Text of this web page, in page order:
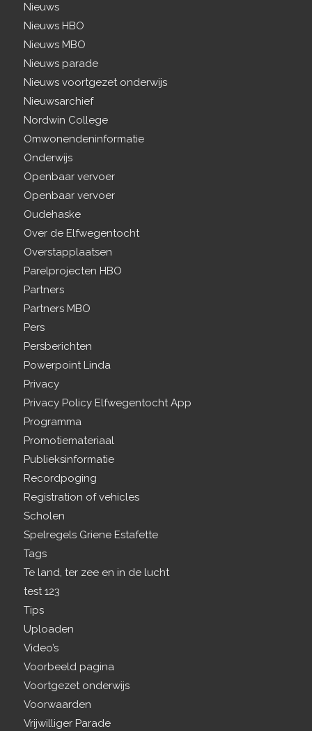
Nieuws
Nieuws HBO
Nieuws MBO
Nieuws parade
Nieuws voortgezet onderwijs
Nieuwsarchief
Nordwin College
Omwonendeninformatie
Onderwijs
Openbaar vervoer
Openbaar vervoer
Oudehaske
Over de Elfwegentocht
Overstapplaatsen
Parelprojecten HBO
Partners
Partners MBO
Pers
Persberichten
Powerpoint Linda
Privacy
Privacy Policy Elfwegentocht App
Programma
Promotiemateriaal
Publieksinformatie
Recordpoging
Registration of vehicles
Scholen
Spelregels Griene Estafette
Tags
Te land, ter zee en in de lucht
test 123
Tips
Uploaden
Video’s
Voorbeeld pagina
Voortgezet onderwijs
Voorwaarden
Vrijwilliger Parade